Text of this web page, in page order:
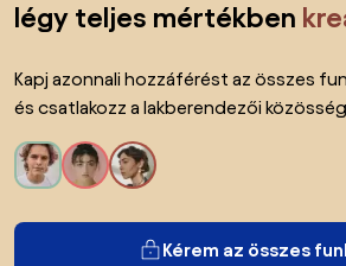
légy teljes mértékben
Kapj azonnali hozzáférést az összes
és csatlakozz a lakberendezői
Kérem az összes